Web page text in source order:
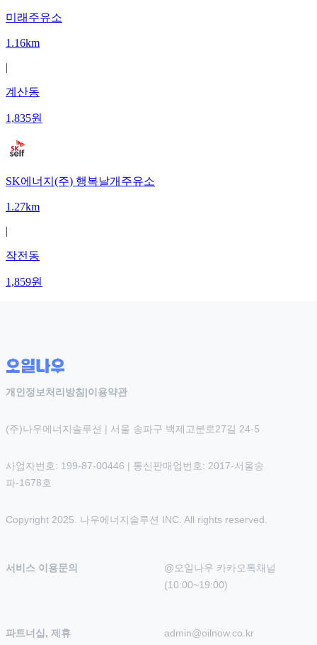
미래주유소
1.16km
|
계산동
1,835원
SK에너지(주) 행복날개주유소
1.27km
|
작전동
1,859원
개인정보처리방침 |이용약관
(주)나우에너지솔루션 | 서울 송파구 백제고분로27길 24-5
사업자번호: 199-87-00446 | 통신판매업번호: 2017-서울송
파-1678호
Copyright 2025. 나우에너지솔루션 INC. All rights reserved.
서비스 이용문의
@오일나우 카카오톡채널
(10:00~19:00)
파트너십, 제휴 admin@oilnow.co.kr